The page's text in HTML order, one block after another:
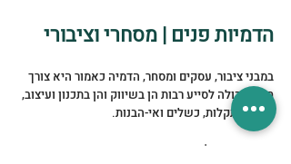
הדמיות פנים | מסחרי וציבורי
במבני ציבור, עסקים ומסחר, הדמיה כאמור היא צורך
חיוני ויכולה לסייע רבות הן בשיווק והן בתכנון ועיצוב,
ומניעת תקלות, כשלים ואי-הבנות.
בהדמיה ניתן להציג מגוון אופציות תכנוניות ועיצוביות,